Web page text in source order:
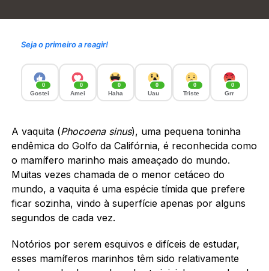
Seja o primeiro a reagir!
0
Gostei
0
Amei
0
Haha
0
Uau
0
Triste
0
Grr
A vaquita (Phocoena sinus), uma pequena toninha
endêmica do Golfo da Califórnia, é reconhecida como
o mamífero marinho mais ameaçado do mundo.
Muitas vezes chamada de o menor cetáceo do
mundo, a vaquita é uma espécie tímida que prefere
ficar sozinha, vindo à superfície apenas por alguns
segundos de cada vez.
Notórios por serem esquivos e difíceis de estudar,
esses mamíferos marinhos têm sido relativamente